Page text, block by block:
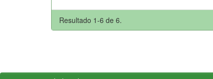
Resultado 1-6 de 6.